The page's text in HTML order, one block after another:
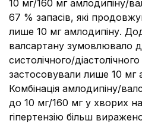
10 мг/160 мг амлодипіну/
67 % запасів, які
лише 10 мг амлодипіну.
валсартану зумовлювало
систолічного/
застосовували лише 10 мг
Комбінація амлодипіну/
до 10 мг/160 мг у хворих
гіпертензію більш